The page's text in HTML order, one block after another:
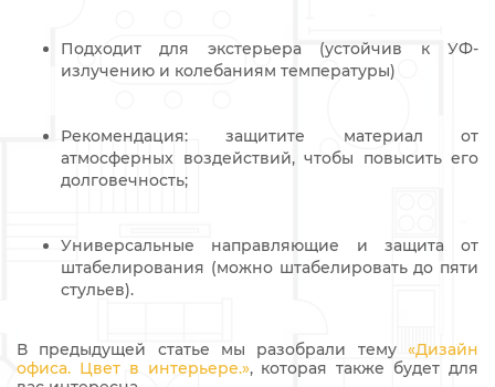
Подходит для экстерьера (устойчив к УФ-
излучению и колебаниям температуры)
Рекомендация: защитите материал от
атмосферных воздействий, чтобы повысить его
долговечность;
Универсальные направляющие и защита от
штабелирования (можно штабелировать до пяти
стульев).
В предыдущей статье мы разобрали тему «Дизайн
офиса. Цвет в интерьере.», которая также будет для